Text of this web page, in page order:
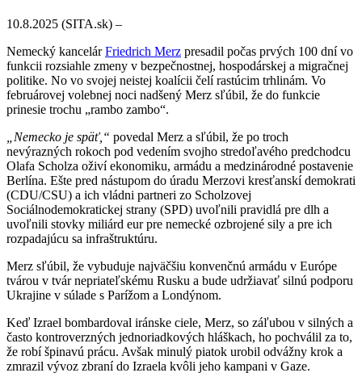
10.8.2025 (SITA.sk) –
Nemecký kancelárFriedrich Merz presadil počas prvých 100 dní vo
funkcii rozsiahle zmeny v bezpečnostnej, hospodárskej a migračnej
politike. No vo svojej neistej koalícii čelí rastúcim trhlinám. Vo
februárovej volebnej noci nadšený Merz sľúbil, že do funkcie
prinesie trochu „rambo zambo“.
„Nemecko je späť,“ povedal Merz a sľúbil, že po troch
nevýrazných rokoch pod vedením svojho stredoľavého predchodcu
Olafa Scholza oživí ekonomiku, armádu a medzinárodné postavenie
Berlína. Ešte pred nástupom do úradu Merzovi kresťanskí demokrati
(CDU/CSU) a ich vládni partneri zo Scholzovej
Sociálnodemokratickej strany (SPD) uvoľnili pravidlá pre dlh a
uvoľnili stovky miliárd eur pre nemecké ozbrojené sily a pre ich
rozpadajúcu sa infraštruktúru.
Merz sľúbil, že vybuduje najväčšiu konvenčnú armádu v Európe
tvárou v tvár nepriateľskému Rusku a bude udržiavať silnú podporu
Ukrajine v súlade s Parížom a Londýnom.
Keď Izrael bombardoval iránske ciele, Merz, so záľubou v silných a
často kontroverzných jednoriadkových hláškach, ho pochválil za to,
že robí špinavú prácu. Avšak minulý piatok urobil odvážny krok a
zmrazil vývoz zbraní do Izraela kvôli jeho kampani v Gaze.